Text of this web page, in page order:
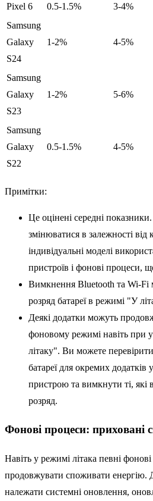
Pixel 6
0.5-1.5% 3-4%
Samsung
Galaxy
S24
1-2% 4-5%
Samsung
Galaxy
S23
1-2% 5-6%
Samsung
Galaxy
S22
0.5-1.5% 4-5%
Примітки:
Це оцінені середні
змінюватися в залежності від
індивідуальні моделі
пристроїв і фонові процеси,
Вимкнення Bluetooth та Wi-Fi
розряд батареї в режимі "У
Деякі додатки можуть
фоновому режимі навіть при
літаку". Ви можете
батареї для окремих
пристрою та вимкнути ті, які
розряд.
Фонові процеси: приховані
Навіть у режимі літака певні
продовжувати споживати енергію.
належати системні оновлення,